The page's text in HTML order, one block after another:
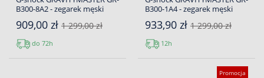
B300-8A2 - zegarek męski
909,00 zł 1 299,00 zł
do 72h
B300-1A4 - zegarek męski
933,90 zł 1 299,00 zł
12h
Promocja